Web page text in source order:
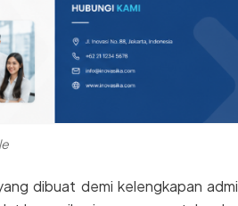
dibuat demi kelengkapan